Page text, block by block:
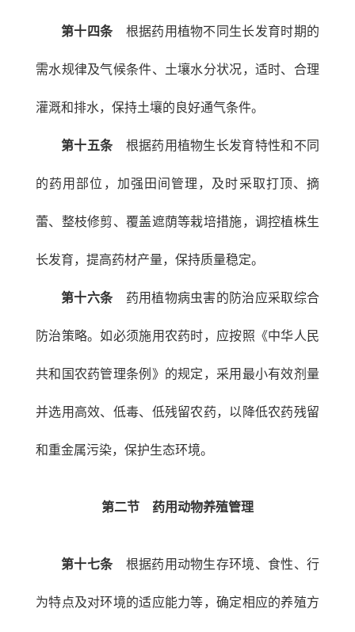
第十四条根据药用植物不同生长发育时期的
需水规律及气候条件、土壤水分状况，适时、合理
灌溉和排水，保持土壤的良好通气条件。
第十五条根据药用植物生长发育特性和不同
的药用部位，加强田间管理，及时采取打顶、摘
蕾、整枝修剪、覆盖遮荫等栽培措施，调控植株生
长发育，提高药材产量，保持质量稳定。
第十六条药用植物病虫害的防治应采取综合
防治策略。如必须施用农药时，应按照《中华人民
共和国农药管理条例》的规定，采用最小有效剂量
并选用高效、低毒、低残留农药，以降低农药残留
和重金属污染，保护生态环境。
第二节 药用动物养殖管理
第十七条根据药用动物生存环境、食性、行
为特点及对环境的适应能力等，确定相应的养殖方